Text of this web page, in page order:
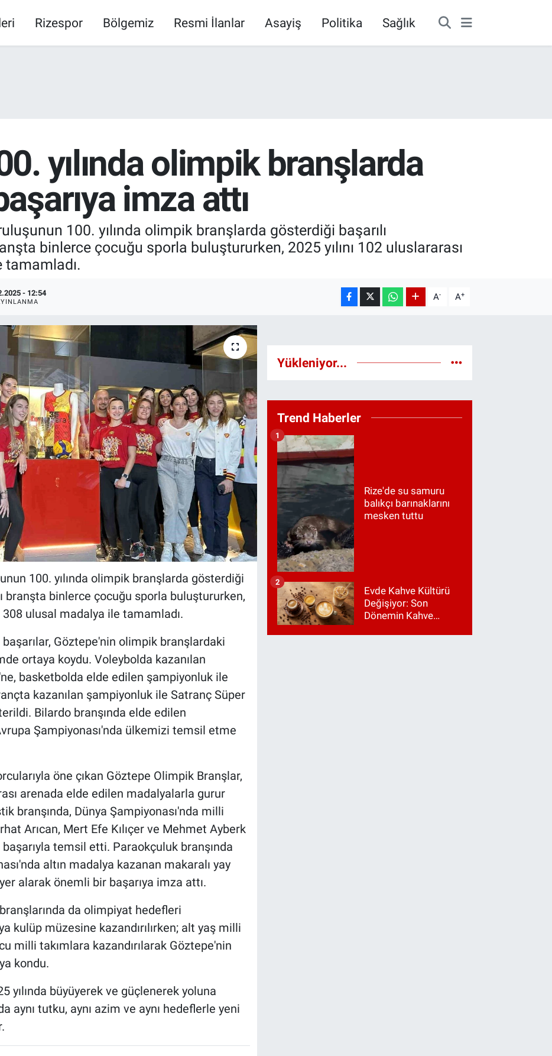
Rizespor Bölgemiz Resmi İlanlar Asayiş Politika Sağlık
yılında olimpik branşlarda
imza attı
100. yılında olimpik branşlarda gösterdiği başarılı
binlerce çocuğu sporla buluştururken, 2025 yılını 102 uluslararası
- 12:54 A- A+
100. yılında olimpik branşlarda gösterdiği
branşta binlerce çocuğu sporla buluştururken,
308 ulusal madalya ile tamamladı.
Göztepe'nin olimpik branşlardaki
ortaya koydu. Voleybolda kazanılan
basketbolda elde edilen şampiyonluk ile
kazanılan şampiyonluk ile Satranç Süper
Bilardo branşında elde edilen
Şampiyonası'nda ülkemizi temsil etme
öne çıkan Göztepe Olimpik Branşlar,
arenada elde edilen madalyalarla gurur
branşında, Dünya Şampiyonası'nda milli
Arıcan, Mert Efe Kılıçer ve Mehmet Ayberk
temsil etti. Paraokçuluk branşında
altın madalya kazanan makaralı yay
alarak önemli bir başarıya imza attı.
da olimpiyat hedefleri
kulüp müzesine kazandırılırken; alt yaş milli
milli takımlara kazandırılarak Göztepe'nin
kondu.
yılında büyüyerek ve güçlenerek yoluna
aynı tutku, aynı azim ve aynı hedeflerle yeni
Yükleniyor...
Trend Haberler
Rize'de su samuru
balıkçı barınaklarını
mesken tuttu
1
Evde Kahve Kültürü
Değişiyor: Son
Dönemin Kahve
2